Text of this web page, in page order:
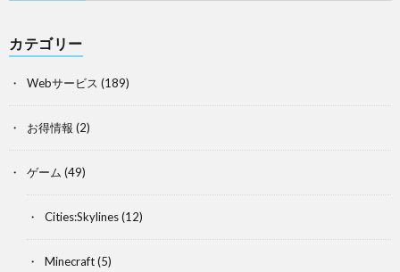
カテゴリー
Webサービス (189)
お得情報 (2)
ゲーム (49)
Cities:Skylines(12)
Minecraft(5)